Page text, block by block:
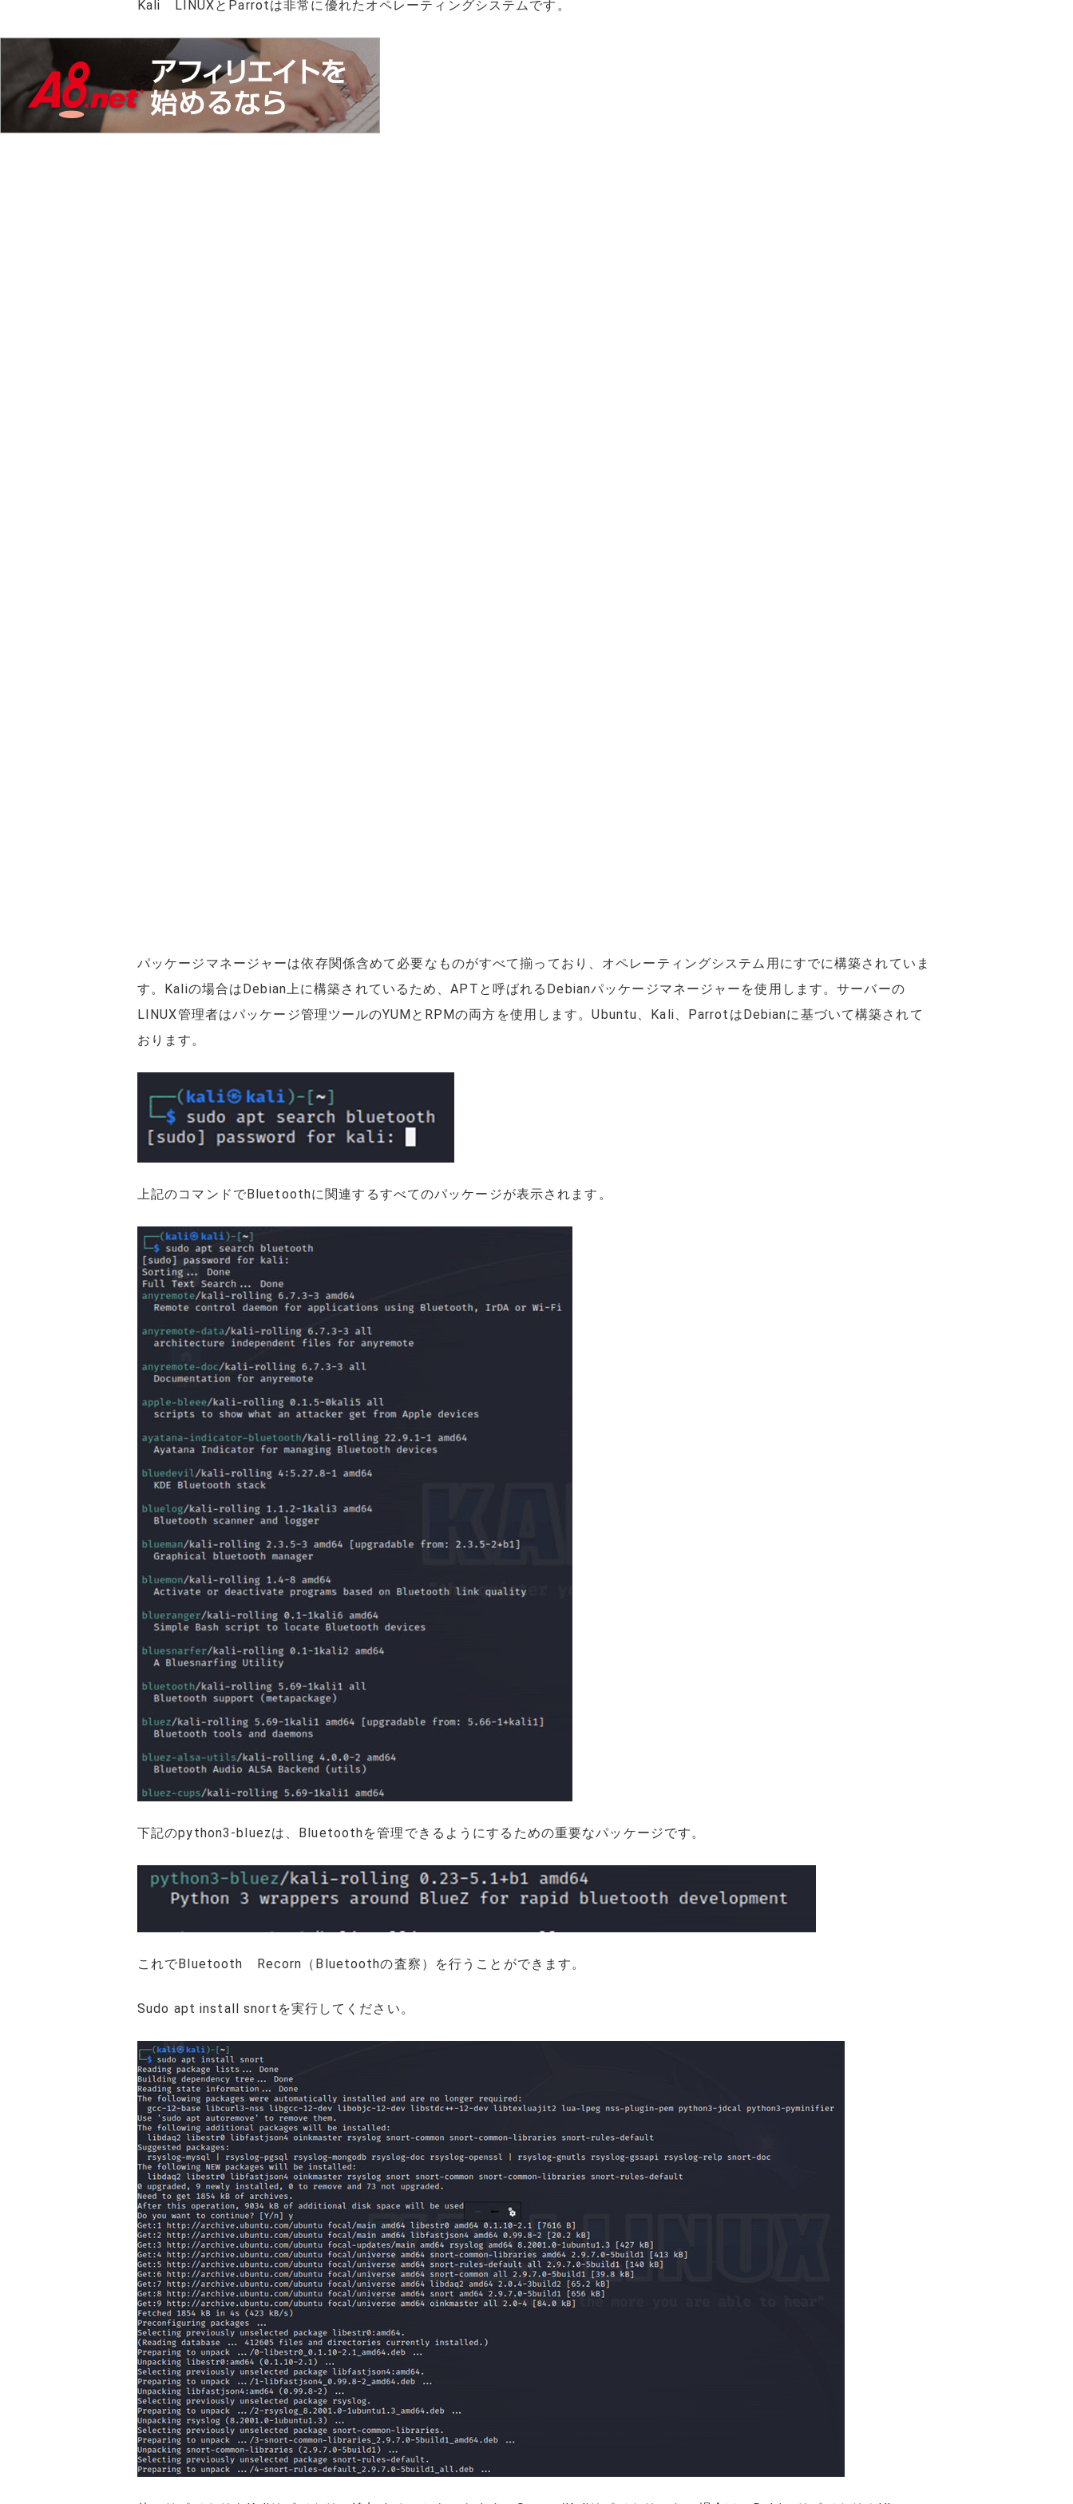
Kali LINUXとParrotは非常に優れたオペレーティングシステムです。
パッケージマネージャーは依存関係含めて必要なものがすべて揃っており、オペレーティングシステム用にすでに構築されていま
す。Kaliの場合はDebian上に構築されているため、APTと呼ばれるDebianパッケージマネージャーを使用します。サーバーの
LINUX管理者はパッケージ管理ツールのYUMとRPMの両方を使用します。Ubuntu、Kali、ParrotはDebianに基づいて構築されて
おります。
上記のコマンドでBluetoothに関連するすべてのパッケージが表示されます。
下記のpython3-bluezは、Bluetoothを管理できるようにするための重要なパッケージです。
これでBluetooth Recorn（Bluetoothの査察）を行うことができます。
Sudo apt install snortを実行してください。